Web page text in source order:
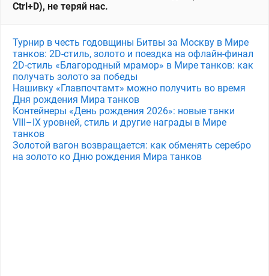
Ctrl+D), не теряй нас.
Турнир в честь годовщины Битвы за Москву в Мире
танков: 2D-стиль, золото и поездка на офлайн-финал
2D-стиль «Благородный мрамор» в Мире танков: как
получать золото за победы
Нашивку «Главпочтамт» можно получить во время
Дня рождения Мира танков
Контейнеры «День рождения 2026»: новые танки
VIII–IX уровней, стиль и другие награды в Мире
танков
Золотой вагон возвращается: как обменять серебро
на золото ко Дню рождения Мира танков